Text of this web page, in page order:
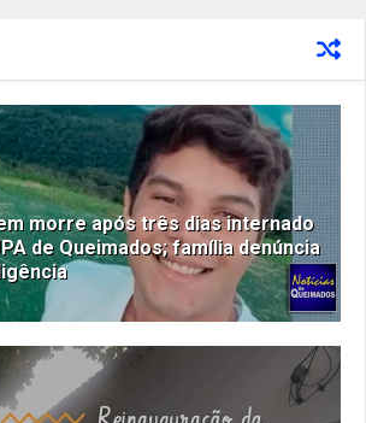
morre após três dias internado
de Queimados; família denúncia